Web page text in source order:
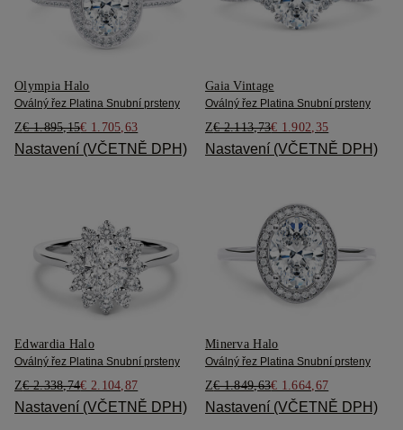
Olympia Halo
Oválný řez Platina Snubní prsteny
Z€ 1.895,15€ 1.705,63
Nastavení (VČETNĚ DPH)
Gaia Vintage
Oválný řez Platina Snubní prsteny
Z€ 2.113,73€ 1.902,35
Nastavení (VČETNĚ DPH)
Edwardia Halo
Oválný řez Platina Snubní prsteny
Z€ 2.338,74€ 2.104,87
Nastavení (VČETNĚ DPH)
Minerva Halo
Oválný řez Platina Snubní prsteny
Z€ 1.849,63€ 1.664,67
Nastavení (VČETNĚ DPH)